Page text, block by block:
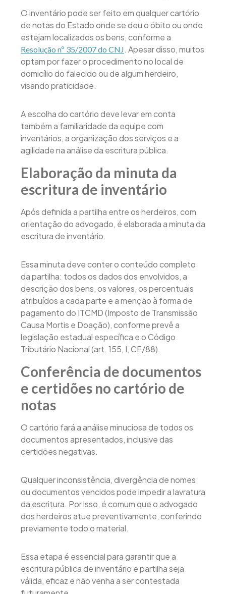
O inventário pode ser feito em qualquer cartório
de notas do Estado onde se deu o óbito ou onde
estejam localizados os bens, conforme a
Resolução nº 35/2007 do CNJ. Apesar disso, muitos
optam por fazer o procedimento no local de
domicílio do falecido ou de algum herdeiro,
visando praticidade.
A escolha do cartório deve levar em conta
também a familiaridade da equipe com
inventários, a organização dos serviços e a
agilidade na análise da escritura pública.
Elaboração da minuta da
escritura de inventário
Após definida a partilha entre os herdeiros, com
orientação do advogado, é elaborada a minuta da
escritura de inventário.
Essa minuta deve conter o conteúdo completo
da partilha: todos os dados dos envolvidos, a
descrição dos bens, os valores, os percentuais
atribuídos a cada parte e a menção à forma de
pagamento do ITCMD (Imposto de Transmissão
Causa Mortis e Doação), conforme prevê a
legislação estadual específica e o Código
Tributário Nacional (art. 155, I, CF/88).
Conferência de documentos
e certidões no cartório de
notas
O cartório fará a análise minuciosa de todos os
documentos apresentados, inclusive das
certidões negativas.
Qualquer inconsistência, divergência de nomes
ou documentos vencidos pode impedir a lavratura
da escritura. Por isso, é comum que o advogado
dos herdeiros atue preventivamente, conferindo
previamente todo o material.
Essa etapa é essencial para garantir que a
escritura pública de inventário e partilha seja
válida, eficaz e não venha a ser contestada